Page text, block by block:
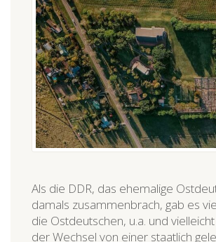
Als die DDR, das ehemalige
damals zusammenbrach, gab es
die Ostdeutschen, u.a. und
der Wechsel von einer staatlich